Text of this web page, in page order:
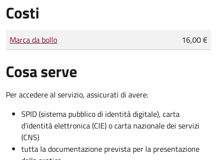
Costi
Tipo di pagamento
Importo
Marca da bollo 16,00 €
Cosa serve
Per accedere al servizio, assicurati di avere:
SPID (sistema pubblico di identità digitale), carta
d’identità elettronica (CIE) o carta nazionale dei servizi
(CNS)
tutta la documentazione prevista per la presentazione